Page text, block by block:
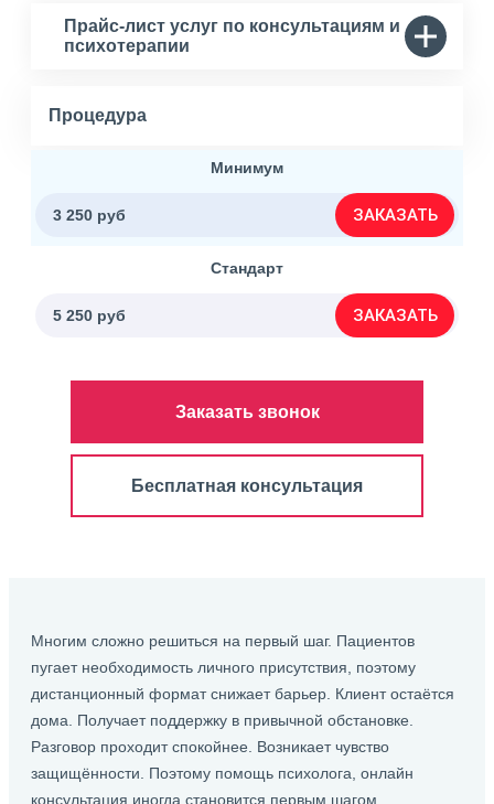
Прайс-лист услуг по консультациям и
психотерапии
Процедура
Минимум
3 250 руб ЗАКАЗАТЬ
Стандарт
5 250 руб ЗАКАЗАТЬ
Заказать звонок
Бесплатная консультация
Многим сложно решиться на первый шаг. Пациентов
пугает необходимость личного присутствия, поэтому
дистанционный формат снижает барьер. Клиент остаётся
дома. Получает поддержку в привычной обстановке.
Разговор проходит спокойнее. Возникает чувство
защищённости. Поэтому помощь психолога, онлайн
консультация иногда становится первым шагом.